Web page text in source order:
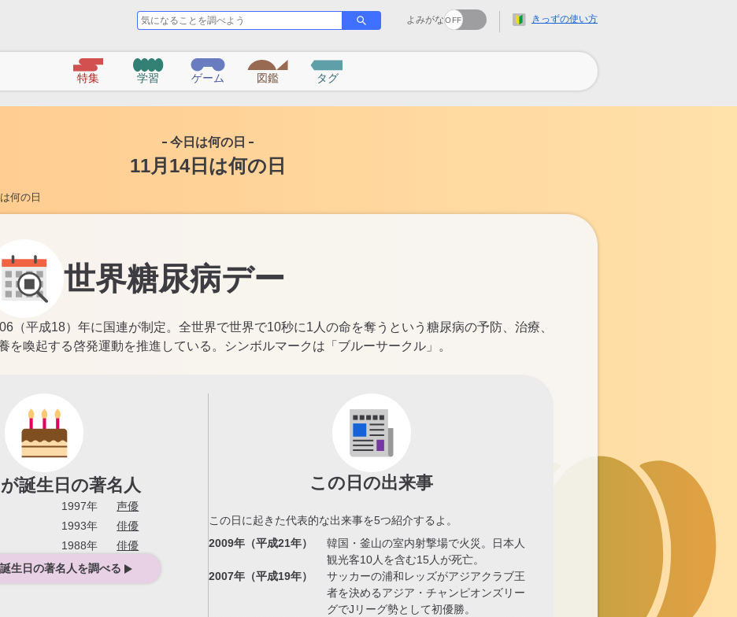
気
に
な
る
こ
よ
が
す
よみがな きっずの使い方
特集 学習 ゲーム 図鑑 タグ
今日は何の日
11月14日は何の日
何の日
世界糖尿病デー
（平成18）年に国連が制定。全世界で世界で10秒に1人の命を奪うという糖尿病の予防、治療、
を喚起する啓発運動を推進している。シンボルマークは「ブルーサークル」。
誕生日の著名人
1997年
声優
1993年
俳優
1988年
俳優
生日の著名人を調べる
この日の出来事
この日に起きた代表的な出来事を5つ紹介するよ。
2009年（平成21年）
韓国・釜山の室内射撃場で火災。日本人
観光客10人を含む15人が死亡。
2007年（平成19年）
サッカーの浦和レッズがアジアクラブ王
者を決めるアジア・チャンピオンズリー
グでJリーグ勢として初優勝。